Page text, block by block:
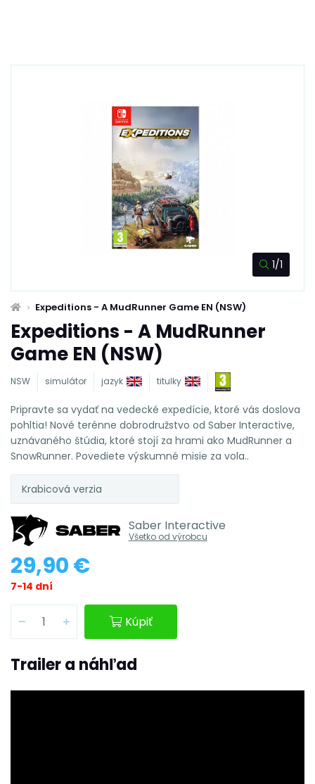
1/1
Expeditions - A MudRunner Game EN (NSW)
Expeditions - A MudRunner
Game EN (NSW)
NSW simulátor jazyk titulky
Pripravte sa vydať na vedecké expedície, ktoré vás doslova
pohltia! Nové terénne dobrodružstvo od Saber Interactive,
uznávaného štúdia, ktoré stojí za hrami ako MudRunner a
SnowRunner. Povediete výskumné misie za vola..
Krabicová verzia
Saber Interactive
Všetko od výrobcu
29,90 €
7-14 dní
Kúpiť
Trailer a náhľad